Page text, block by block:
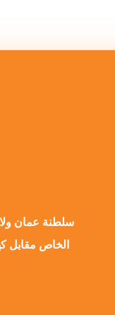
سلطنة عمان